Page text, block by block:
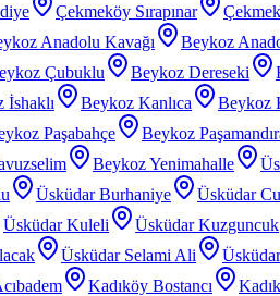
Çekmeköy Sırapınar
Anadolu Kavağı Beykoz
Çubuklu Beykoz Dereseki
İshaklı Beykoz Kanlıca Beykoz
Paşabahçe Beykoz
Beykoz Yenimahalle
Üsküdar Burhaniye Üsküdar
Üsküdar Kuleli Üsküdar Kuzguncuk
Üsküdar Selami Ali
Kadıköy Bostancı